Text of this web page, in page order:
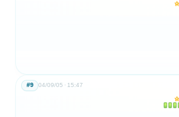
04/09/05 15:47
#9